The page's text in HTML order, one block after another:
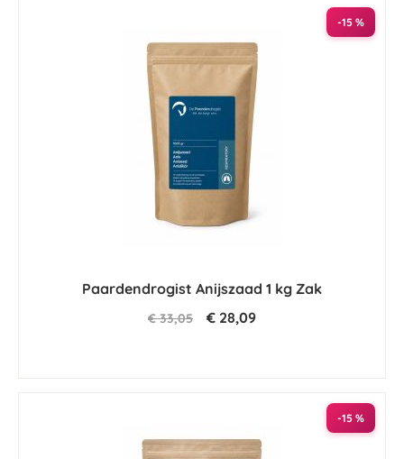
-15 %
Paardendrogist Anijszaad 1 kg Zak
€ 33,05 € 28,09
-15 %